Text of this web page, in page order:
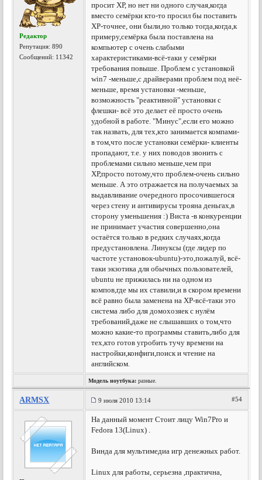
Редактор
Репутация:890
Сообщений: 11342
просит ХР, но нет ни одного случая,когда
вместо семёрки кто-то просил бы поставить
ХР-точнее, они были,но только тогда,когда,к
примеру,семёрка была поставлена на
компьютер с очень слабыми
характеристиками-всё-таки у семёрки
требования повыше. Проблем с установкой
win7 -меньше,с драйверами проблем под неё-
меньше, время установки -меньше,
возможность "реактивной" установки с
флешки- всё это делает её просто очень
удобной в работе. "Минус",если его можно
так назвать, для тех,кто занимается компами-
в том,что после установки семёрки- клиенты
пропадают, т.е. у них поводов звонить с
проблемами сильно меньше,чем при
ХР,просто потому,что проблем-очень сильно
меньше. А это отражается на получаемых за
выдавливание очередного просочившегося
через стену и антивирусы трояна деньгах,в
сторону уменьшения :) Виста -в конкуренции
не принимает участия совершенно,она
остаётся только в редких случаях,когда
предустановлена. Линуксы (где лидер по
частоте установок-ubuntu)-это,пожалуй, всё-
таки экзотика для обычных пользователей,
ubuntu не прижилась ни на одном из
компов,где мы их ставили,и в скором времени
всё равно была заменена на ХР-всё-таки это
система либо для домохозяек с нулём
требований,даже не слышавших о том,что
можно какие-то программы ставить,либо для
тех,кто готов угробить тучу времени на
настройки,конфиги,поиск и чтение на
английском.
Модель ноутбука: разные.
ARMSX 9 июля 2010 13:14 #54
На данный момент Стоит лицу Win7Pro и
Fedora 13(Linux) .
Винда для мультимедиа игр денежных работ.
Linux для работы, серьезна ,практична,